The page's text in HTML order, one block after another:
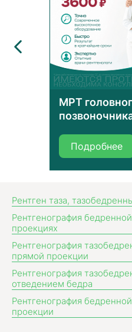
МРТ
Подробнее
Рентген таза,
Рентгенография
проекциях
Рентгенография
прямой проекции
Рентгенография
отведением бедра
Рентгенография
проекции